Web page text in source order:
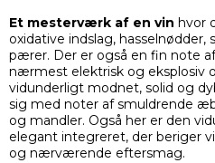
Et mesterværk af en vin hvor
oxidative indslag,
pærer. Der er også en fin note
nærmest elektrisk og eksplosiv
vidunderligt modnet, solid og
sig med noter af smuldrende
og mandler. Også her er den
elegant integreret, der beriger
og nærværende eftersmag.